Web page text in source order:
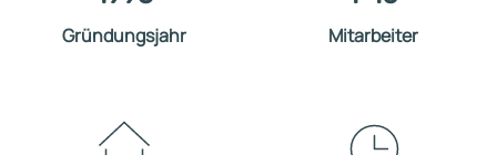
Gründungsjahr Mitarbeiter